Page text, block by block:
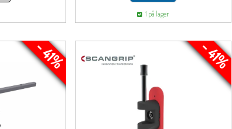
1 på lager
- 41% - 41%